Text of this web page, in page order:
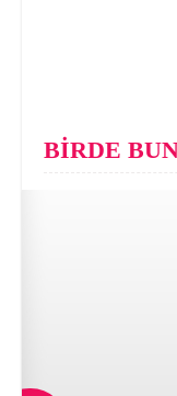
BİRDE